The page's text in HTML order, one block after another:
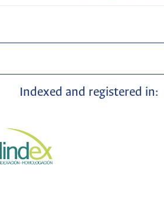
Indexed and registered in: